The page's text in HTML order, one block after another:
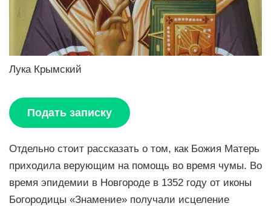
Лука Крымский
Подать записку
Отдельно стоит рассказать о том, как Божия Матерь
приходила верующим на помощь во время чумы. Во
время эпидемии в Новгороде в 1352 году от иконы
Богородицы «Знамение» получали исцеление